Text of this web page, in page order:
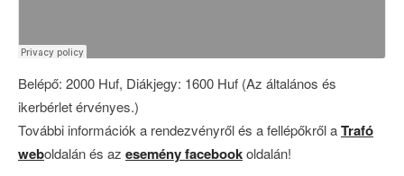
Belépő: 2000 Huf, Diákjegy: 1600 Huf (Az általános és
ikerbérlet érvényes.)
További információk a rendezvényről és a fellépőkről aTrafó
weboldalán és az esemény facebookoldalán!